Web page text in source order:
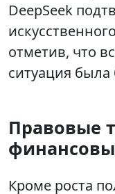
DeepSeek
отметив, что
ситуация
Правовые
Кроме роста